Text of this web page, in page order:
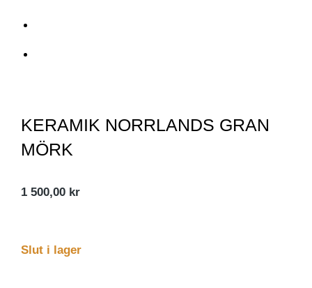
KERAMIK NORRLANDS GRAN
MÖRK
1 500,00 kr
Slut i lager